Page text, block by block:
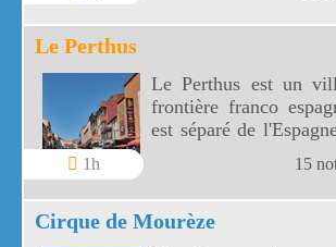
Le Perthus
1h
Le Perthus est un
frontière franco
est séparé de
15
Cirque de Mourèze